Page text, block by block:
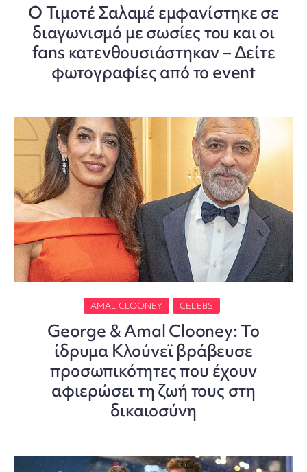
O Τιμοτέ Σαλαμέ εμφανίστηκε σε
διαγωνισμό με σωσίες του και οι
fans κατενθουσιάστηκαν – Δείτε
φωτογραφίες από το event
AMAL CLOONEY CELEBS
George & Amal Clooney: Το
ίδρυμα Κλούνεϊ βράβευσε
προσωπικότητες που έχουν
αφιερώσει τη ζωή τους στη
δικαιοσύνη